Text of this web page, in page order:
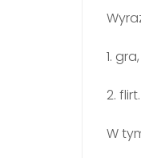
1.
2. flirt.
W